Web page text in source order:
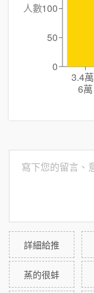
3.4萬
6萬
0
50
100
人數
詳細給推
蒸的很蚌